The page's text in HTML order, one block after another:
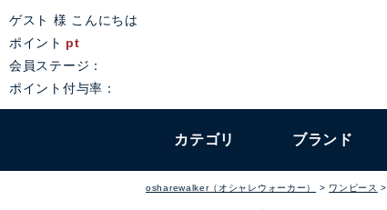
ゲスト 様 こんにちは
ポイント pt
会員ステージ：
ポイント付与率：
カテゴリ ブランド
osharewalker（オシャレウォーカー） ワンピース